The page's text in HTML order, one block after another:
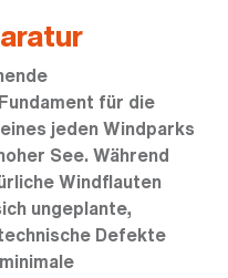
für die
jeden Windparks
See. Während
Windflauten
ungeplante,
Defekte